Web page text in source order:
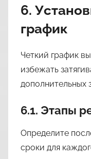
6.
график
Четкий график
избежать
дополнительных
6.1. Этапы
Определите
сроки для